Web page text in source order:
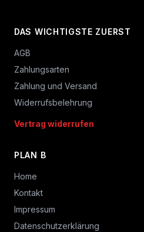
DAS WICHTIGSTE ZUERST
AGB
Zahlungsarten
Zahlung und Versand
Widerrufsbelehrung
Vertrag widerrufen
PLAN B
Home
Kontakt
Impressum
Datenschutzerklärung